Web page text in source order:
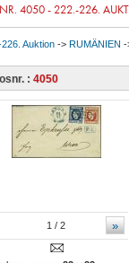
4050 - 222.-226.
Auktion -> RUMÄNIEN
: 4050
»
1 / 2